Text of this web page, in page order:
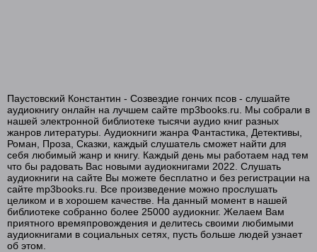
Паустовский Константин - Созвездие гончих псов - слушайте
аудиокнигу онлайн на лучшем сайте mp3books.ru. Мы собрали в
нашей электронной библиотеке тысячи аудио книг разных
жанров литературы. Аудиокниги жанра Фантастика, Детективы,
Роман, Проза, Сказки, каждый слушатель сможет найти для
себя любимый жанр и книгу. Каждый день мы работаем над тем
что бы радовать Вас новыми аудиокнигами 2022. Слушать
аудиокниги на сайте Вы можете бесплатно и без регистрации на
сайте mp3books.ru. Все произведение можно прослушать
целиком и в хорошем качестве. На данный момент в нашей
библиотеке собранно более 25000 аудиокниг. Желаем Вам
приятного времяпровождения и делитесь своими любимыми
аудиокнигами в социальных сетях, пусть больше людей узнает
об этом.